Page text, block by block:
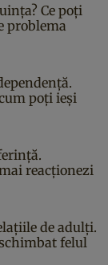
Ce poți
problema
poți ieși
reacționezi
de adulți.
felul